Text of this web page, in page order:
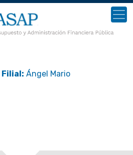
Ángel Mario